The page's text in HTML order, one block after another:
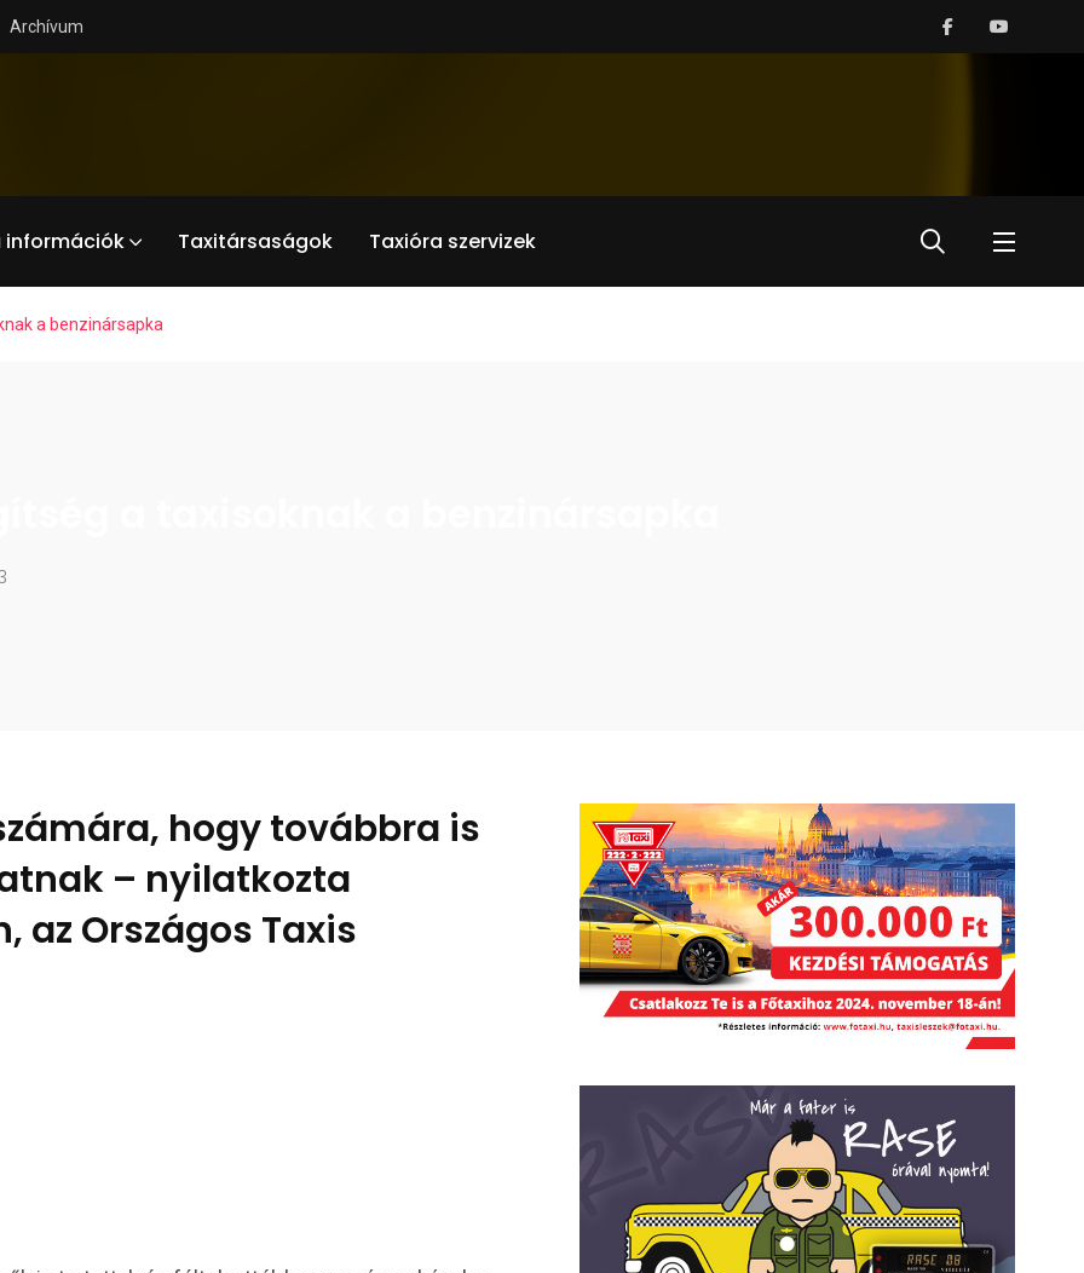
Archívum
információk Taxitársaságok Taxióra szervizek
a benzinársapka
hogy továbbra is
– nyilatkozta
az Országos Taxis